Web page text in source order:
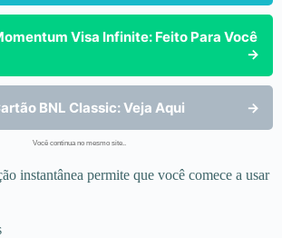
Visa Infinite: Feito Para Você
→
BNL Classic: Veja Aqui →
Você continua no mesmo site..
instantânea permite que você comece a usar